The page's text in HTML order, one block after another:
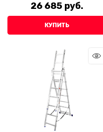
26 685 руб.
КУПИТЬ